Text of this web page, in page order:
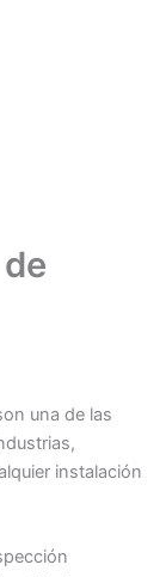
una de las
instalación